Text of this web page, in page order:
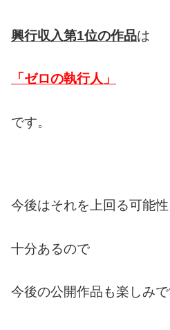
興行収入第1位の作品は
「ゼロの執行人」
です。
今後はそれを上回る可能性
十分あるので
今後の公開作品も楽しみで